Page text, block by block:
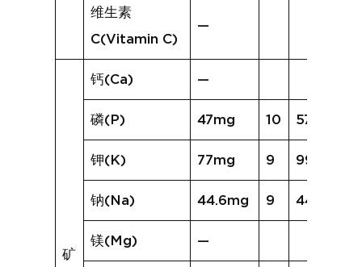
维生素
C(Vitamin C)
—
矿
钙(Ca) —
磷(P) 47mg 10 57mg
钾(K) 77mg 9 99mg
钠(Na) 44.6mg 9 44.4mg
镁(Mg) —